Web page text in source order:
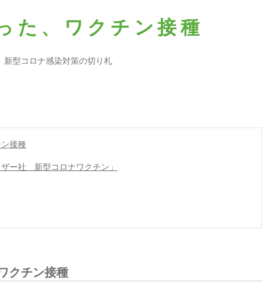
た、ワクチン接種
新型コロナ感染対策の切り札
接種
ー社 新型コロナワクチン」
クチン接種